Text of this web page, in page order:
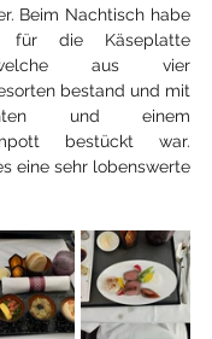
Beim Nachtisch habe
die Käseplatte
welche aus vier
bestand und mit
und einem
bestückt war.
eine sehr lobenswerte